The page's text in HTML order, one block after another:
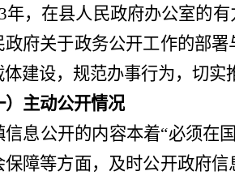
3年，在县人民政府办公室的
政府关于政务公开工作的部
体建设，规范办事行为，切
主动公开情况
信息公开的内容本着“必须在
保障等方面，及时公开政府